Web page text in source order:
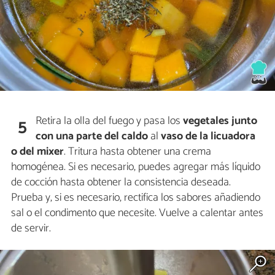
5 Retira la olla del fuego y pasa losvegetalesjunto
con una parte del caldoalvaso de la licuadora
o del mixer. Tritura hasta obtener una crema
homogénea. Si es necesario, puedes agregar más líquido
de cocción hasta obtener la consistencia deseada.
Prueba y, si es necesario, rectifica los sabores añadiendo
sal o el condimento que necesite. Vuelve a calentar antes
de servir.